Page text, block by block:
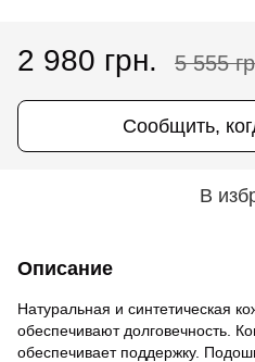
2 980 грн. 5 555
Сообщить,
В
Описание
Натуральная и синтетическая
обеспечивают долговечность.
обеспечивает поддержку.